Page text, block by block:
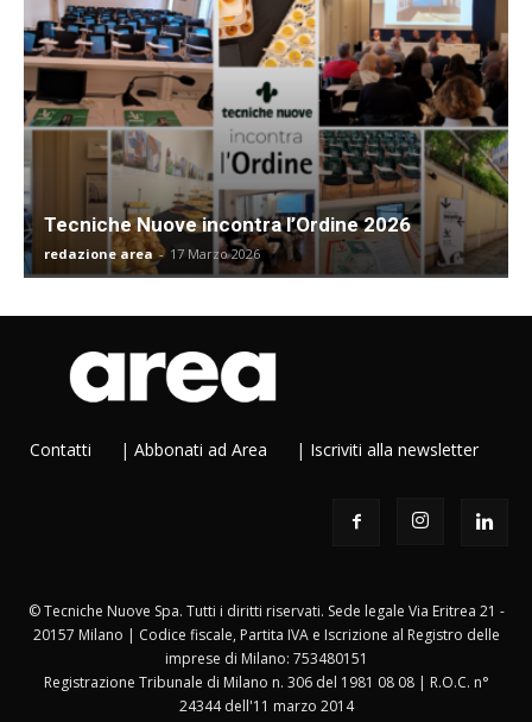
Tecniche Nuove incontra l’Ordine 2026
redazione area - 17 Marzo 2026
Contatti | Abbonati ad Area | Iscriviti alla newsletter
© Tecniche Nuove Spa. Tutti i diritti riservati. Sede legale Via Eritrea 21 -
20157 Milano | Codice fiscale, Partita IVA e Iscrizione al Registro delle
imprese di Milano: 753480151
Registrazione Tribunale di Milano n. 306 del 1981 08 08 | R.O.C. n°
24344 dell'11 marzo 2014